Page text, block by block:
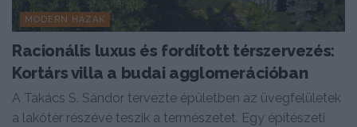
MODERN HÁZAK
Racionális luxus és fordított térszervezés:
Kortárs villa a budai agglomerációban
A Takács S. Sándor tervezte épületben az üvegfelületek
a lakótér részévé teszik a természetet. Egy építészeti